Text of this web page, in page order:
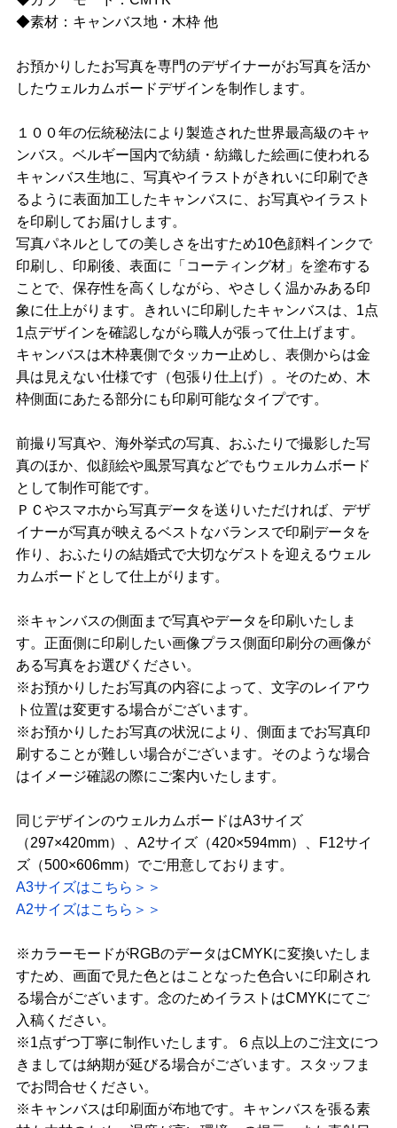
◆素材：キャンバス地・木枠 他
お預かりしたお写真を専門のデザイナーがお写真を活か
したウェルカムボードデザインを制作します。
１００年の伝統秘法により製造された世界最高級のキャ
ンバス。ベルギー国内で紡績・紡織した絵画に使われる
キャンバス生地に、写真やイラストがきれいに印刷でき
るように表面加工したキャンバスに、お写真やイラスト
を印刷してお届けします。
写真パネルとしての美しさを出すため10色顔料インクで
印刷し、印刷後、表面に「コーティング材」を塗布する
ことで、保存性を高くしながら、やさしく温かみある印
象に仕上がります。きれいに印刷したキャンバスは、1点
1点デザインを確認しながら職人が張って仕上げます。
キャンバスは木枠裏側でタッカー止めし、表側からは金
具は見えない仕様です（包張り仕上げ）。そのため、木
枠側面にあたる部分にも印刷可能なタイプです。
前撮り写真や、海外挙式の写真、おふたりで撮影した写
真のほか、似顔絵や風景写真などでもウェルカムボード
として制作可能です。
ＰＣやスマホから写真データを送りいただければ、デザ
イナーが写真が映えるベストなバランスで印刷データを
作り、おふたりの結婚式で大切なゲストを迎えるウェル
カムボードとして仕上がります。
※キャンバスの側面まで写真やデータを印刷いたしま
す。正面側に印刷したい画像プラス側面印刷分の画像が
ある写真をお選びください。
※お預かりしたお写真の内容によって、文字のレイアウ
ト位置は変更する場合がございます。
※お預かりしたお写真の状況により、側面までお写真印
刷することが難しい場合がございます。そのような場合
はイメージ確認の際にご案内いたします。
同じデザインのウェルカムボードはA3サイズ
（297×420mm）、A2サイズ（420×594mm）、F12サイ
ズ（500×606mm）でご用意しております。
A3サイズはこちら＞＞
A2サイズはこちら＞＞
※カラーモードがRGBのデータはCMYKに変換いたしま
すため、画面で見た色とはことなった色合いに印刷され
る場合がございます。念のためイラストはCMYKにてご
入稿ください。
※1点ずつ丁寧に制作いたします。６点以上のご注文につ
きましては納期が延びる場合がございます。スタッフま
でお問合せください。
※キャンバスは印刷面が布地です。キャンバスを張る素